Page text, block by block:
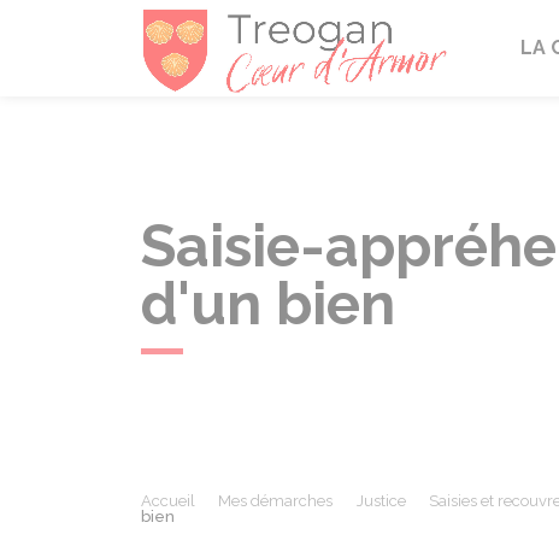
Tréogan
LA
Saisie-
d'un bien
Accueil Mes démarches Justice Saisies et
bien